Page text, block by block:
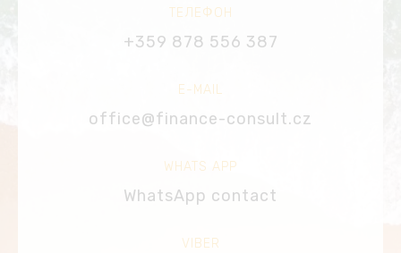
ТЕЛЕФОН
+359 878 556 387
E-MAIL
office@finance-consult.cz
WHATS APP
WhatsApp contact
VIBER